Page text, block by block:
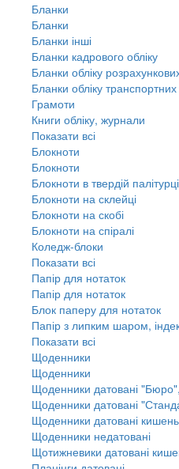
Бланки
Бланки
Бланки інші
Бланки кадрового обліку
Бланки обліку
Бланки обліку
Грамоти
Книги обліку, журнали
Показати всі
Блокноти
Блокноти
Блокноти в твердій палітурці
Блокноти на склейці
Блокноти на скобі
Блокноти на спіралі
Коледж-блоки
Показати всі
Папір для нотаток
Папір для нотаток
Блок паперу для нотаток
Папір з липким шаром,
Показати всі
Щоденники
Щоденники
Щоденники датовані
Щоденники датовані
Щоденники датовані
Щоденники недатовані
Щотижневики датовані